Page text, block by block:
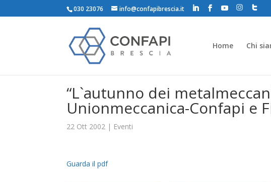
030 23076 info@confapibrescia.it
Home Chi
“L`autunno dei
Unionmeccanica-Confapi e
22 Ott 2002 | Eventi
Guarda il pdf